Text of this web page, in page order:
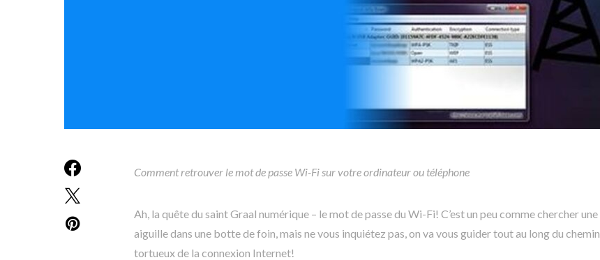
Comment retrouver le mot de passe Wi-Fi sur votre ordinateur ou téléphone
Ah, la quête du saint Graal numérique – le mot de passe du Wi-Fi! C’est un peu comme chercher une
aiguille dans une botte de foin, mais ne vous inquiétez pas, on va vous guider tout au long du chemin
tortueux de la connexion Internet!